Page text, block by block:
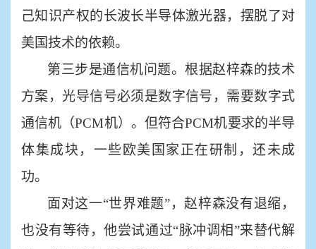
己知识产权的长波长半导体激光器，摆脱了对
美国技术的依赖。
第三步是通信机问题。根据赵梓森的技术
方案，光导信号必须是数字信号，需要数字式
通信机（PCM机）。但符合PCM机要求的半导
体集成块，一些欧美国家正在研制，还未成
功。
面对这一“世界难题”，赵梓森没有退缩，
也没有等待，他尝试通过“脉冲调相”来替代解